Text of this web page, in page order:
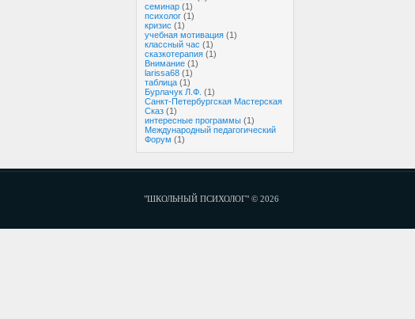
семинар (1)
психолог (1)
кризис (1)
учебная мотивация (1)
классный час (1)
сказкотерапия (1)
Внимание (1)
larissa68 (1)
таблица (1)
Бурлачук Л.Ф. (1)
Санкт-Петербургская Мастерская
Сказ (1)
интересные программы (1)
Международный педагогический
Форум (1)
"ШКОЛЬНЫЙ ПСИХОЛОГ" © 2026